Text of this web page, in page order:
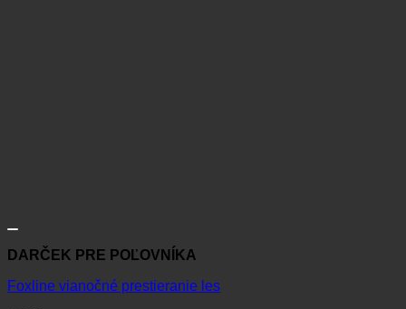
DARČEK PRE POĽOVNÍKA
Foxline vianočné prestieranie les